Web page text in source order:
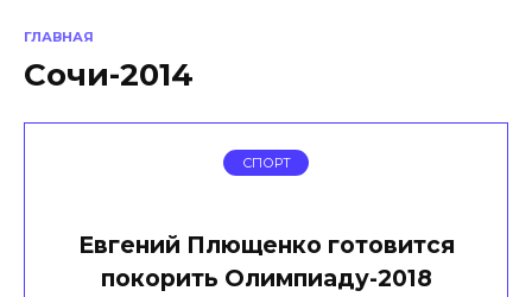
ГЛАВНАЯ
Сочи-2014
СПОРТ
Евгений Плющенко готовится
покорить Олимпиаду-2018